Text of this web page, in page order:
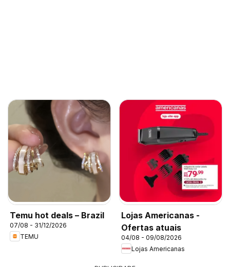
Temu hot deals – Brazil
07/08 - 31/12/2026
TEMU
Lojas Americanas -
Ofertas atuais
04/08 - 09/08/2026
Lojas Americanas